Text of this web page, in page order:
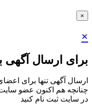
×
×
برای ارسال آگهی
ارسال آگهی تنها برای
چنانچه هم‌ اکنون عضو
در سایت ثبت نام کنید